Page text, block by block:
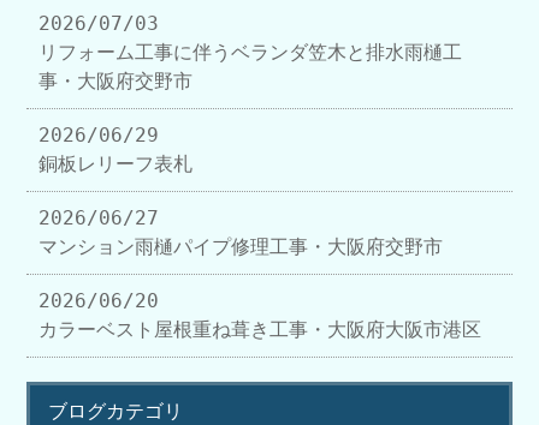
2026/07/03
リフォーム工事に伴うベランダ笠木と排水雨樋工
事・大阪府交野市
2026/06/29
銅板レリーフ表札
2026/06/27
マンション雨樋パイプ修理工事・大阪府交野市
2026/06/20
カラーベスト屋根重ね葺き工事・大阪府大阪市港区
ブログカテゴリ